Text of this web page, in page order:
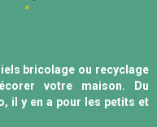
bricolage ou recyclage
votre maison. Du
il y en a pour les petits et